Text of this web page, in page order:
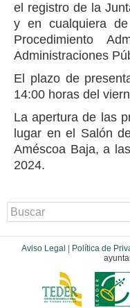
el registro de la
y en cualquiera
Procedimiento
Administraciones
El plazo de
14:00 horas del
La apertura de las
lugar en el Salón
Améscoa Baja, a
2024.
Aviso Legal Política de